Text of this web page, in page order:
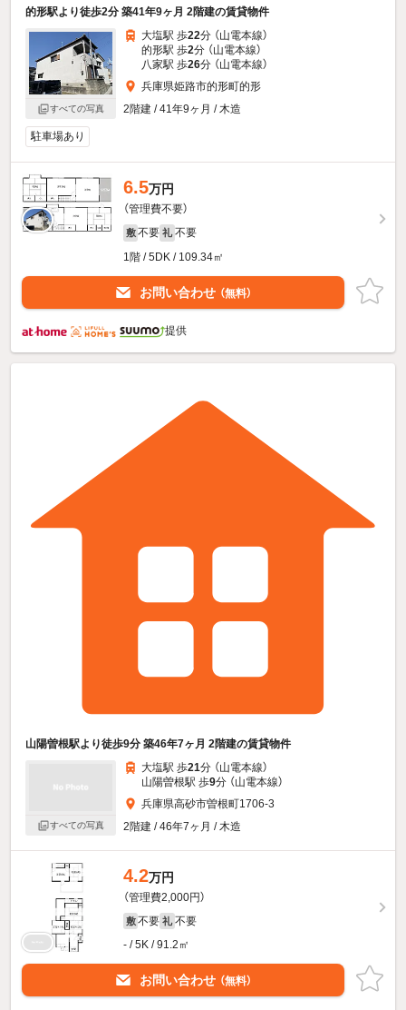
的形駅より徒歩2分 築41年9ヶ月 2階建の賃貸物件
すべての写真
大塩駅 歩22分 （山電本線）
的形駅 歩2分 （山電本線）
八家駅 歩26分 （山電本線）
兵庫県姫路市的形町的形
2階建 / 41年9ヶ月 / 木造
駐車場あり
6.5万円
（管理費不要）
敷 不要 礼 不要
1階 / 5DK / 109.34㎡
お問い合わせ （無料）
提供
山陽曽根駅より徒歩9分 築46年7ヶ月 2階建の賃貸物件
すべての写真
大塩駅 歩21分 （山電本線）
山陽曽根駅 歩9分 （山電本線）
兵庫県高砂市曽根町1706-3
2階建 / 46年7ヶ月 / 木造
4.2万円
（管理費2,000円）
敷 不要 礼 不要
- / 5K / 91.2㎡
お問い合わせ （無料）